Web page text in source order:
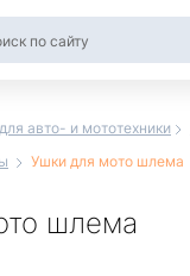
авто- и мототехники
Ушки для мото шлема
шлема